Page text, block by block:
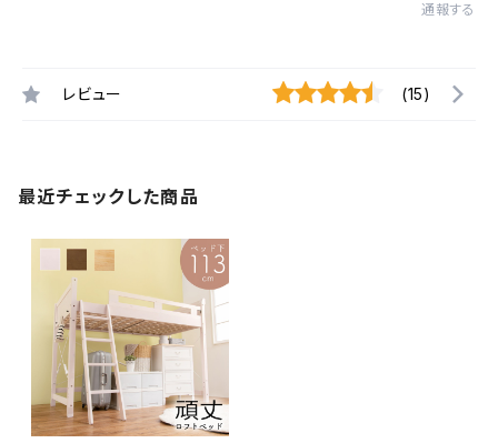
通報する
レビュー (15)
最近チェックした商品